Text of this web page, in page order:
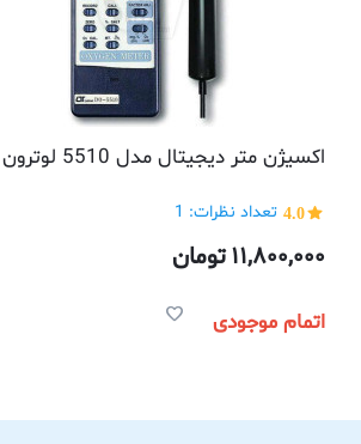
اکسیژن متر دیجیتال مدل 5510 لوترون
4.0 تعداد نظرات: 1
11,800,000تومان
اتمام موجودی